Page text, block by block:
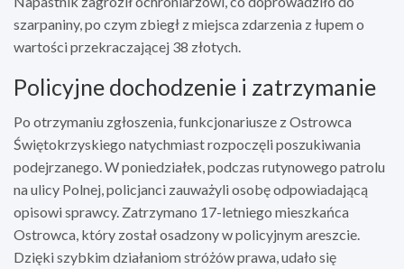
szarpaniny, po czym zbiegł z miejsca zdarzenia z łupem o
wartości przekraczającej 38 złotych.
Policyjne dochodzenie i zatrzymanie
Po otrzymaniu zgłoszenia, funkcjonariusze z Ostrowca
Świętokrzyskiego natychmiast rozpoczęli poszukiwania
podejrzanego. W poniedziałek, podczas rutynowego patrolu
na ulicy Polnej, policjanci zauważyli osobę odpowiadającą
opisowi sprawcy. Zatrzymano 17-letniego mieszkańca
Ostrowca, który został osadzony w policyjnym areszcie.
Dzięki szybkim działaniom stróżów prawa, udało się